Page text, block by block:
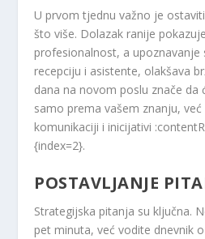
U prvom tjednu važno je
što više. Dolazak ranije
profesionalnost, a upoznavanje
recepciju i asistente, olakšava
dana na novom poslu znače da
samo prema vašem znanju,
komunikaciji i inicijativi
{index=2}.
POSTAVLJANJE
Strategijska pitanja su ključna.
pet minuta, već vodite dnevnik